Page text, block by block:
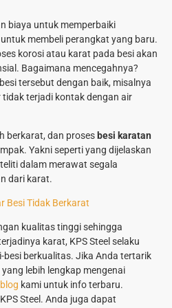
biaya untuk memperbaiki
membeli perangkat yang baru.
korosi atau karat pada besi akan
Bagaimana mencegahnya?
tersebut dengan baik, misalnya
terjadi kontak dengan air
berkarat, dan proses besi karatan
Yakni seperti yang dijelaskan
dalam merawat segala
dari karat.
Besi Tidak Berkarat
kualitas tinggi sehingga
karat, KPS Steel selaku
berkualitas. Jika Anda tertarik
lebih lengkap mengenai
blog kami untuk info terbaru.
KPS Steel. Anda juga dapat